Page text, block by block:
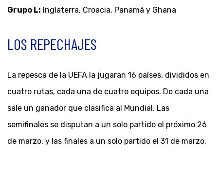
Grupo L: Inglaterra, Croacia, Panamá y Ghana
LOS REPECHAJES
La repesca de la UEFA la jugaran 16 países, divididos en
cuatro rutas, cada una de cuatro equipos. De cada una
sale un ganador que clasifica al Mundial. Las
semifinales se disputan a un solo partido el próximo 26
de marzo, y las finales a un solo partido el 31 de marzo.